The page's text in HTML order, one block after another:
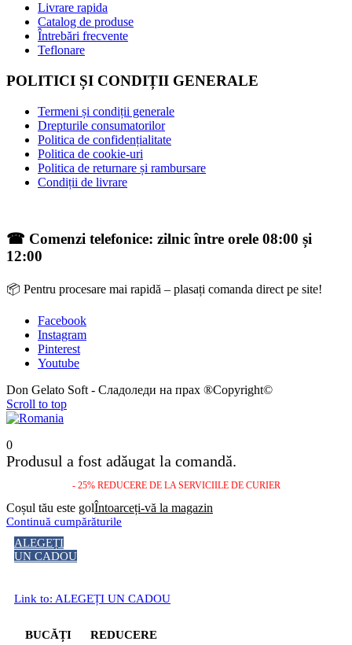
Livrare rapida
Catalog de produse
Întrebări frecvente
Teflonare
POLITICI ȘI CONDIȚII GENERALE
Termeni și condiții generale
Drepturile consumatorilor
Politica de confidențialitate
Politica de cookie-uri
Politica de returnare și rambursare
Condiții de livrare
☎ Comenzi telefonice: zilnic între orele 08:00 și
12:00
📦 Pentru procesare mai rapidă – plasați comanda direct pe site!
Facebook
Instagram
Pinterest
Youtube
Don Gelato Soft - Сладоледи на прах ®Copyright©
Scroll to top
0
Produsul a fost adăugat la comandă.
- 25% REDUCERE DE LA SERVICIILE DE CURIER
Coșul tău este golÎntoarceți-vă la magazin
Continuă cumpărăturile
ALEGEȚI
UN CADOU
Link to: ALEGEȚI UN CADOU
BUCĂȚI REDUCERE